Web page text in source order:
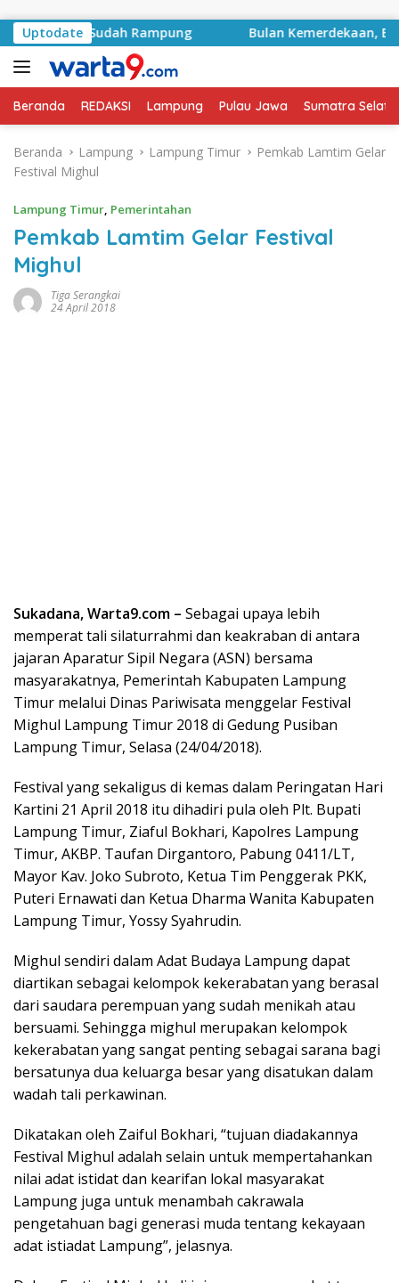
Uptodate
Sudah Rampung Bulan Kemerdekaan, Bupati
Beranda REDAKSI Lampung Pulau Jawa Sumatra
Beranda Lampung Lampung Timur
Pemkab Lamtim Gelar
Festival Mighul
Lampung Timur, Pemerintahan
Pemkab Lamtim Gelar Festival
Mighul
Tiga Serangkai
24 April 2018
Sukadana, Warta9.com – Sebagai upaya lebih
memperat tali silaturrahmi dan keakraban di antara
jajaran Aparatur Sipil Negara (ASN) bersama
masyarakatnya, Pemerintah Kabupaten Lampung
Timur melalui Dinas Pariwisata menggelar Festival
Mighul Lampung Timur 2018 di Gedung Pusiban
Lampung Timur, Selasa (24/04/2018).
Festival yang sekaligus di kemas dalam Peringatan Hari
Kartini 21 April 2018 itu dihadiri pula oleh Plt. Bupati
Lampung Timur, Ziaful Bokhari, Kapolres Lampung
Timur, AKBP. Taufan Dirgantoro, Pabung 0411/LT,
Mayor Kav. Joko Subroto, Ketua Tim Penggerak PKK,
Puteri Ernawati dan Ketua Dharma Wanita Kabupaten
Lampung Timur, Yossy Syahrudin.
Mighul sendiri dalam Adat Budaya Lampung dapat
diartikan sebagai kelompok kekerabatan yang berasal
dari saudara perempuan yang sudah menikah atau
bersuami. Sehingga mighul merupakan kelompok
kekerabatan yang sangat penting sebagai sarana bagi
bersatunya dua keluarga besar yang disatukan dalam
wadah tali perkawinan.
Dikatakan oleh Zaiful Bokhari, “tujuan diadakannya
Festival Mighul adalah selain untuk mempertahankan
nilai adat istidat dan kearifan lokal masyarakat
Lampung juga untuk menambah cakrawala
pengetahuan bagi generasi muda tentang kekayaan
adat istiadat Lampung”, jelasnya.